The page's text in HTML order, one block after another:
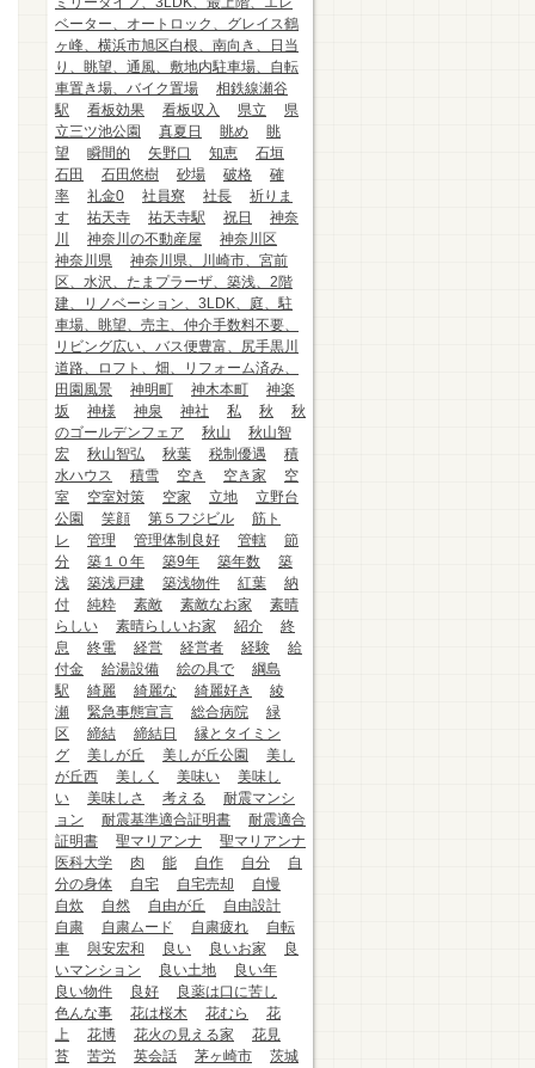
ベーター、オートロック、グレイス鶴
ヶ峰、横浜市旭区白根、南向き、日当
り、眺望、通風、敷地内駐車場、自転
車置き場、バイク置場
相鉄線瀬谷
駅
看板効果 看板収入 県立
県
立三ツ池公園
真夏日 眺め
眺
望
瞬間的 矢野口 知恵
石垣
石田
石田悠樹 砂場 破格
確
率
礼金0 社員寮 社長
祈りま
す
祐天寺 祐天寺駅 祝日
神奈
川
神奈川の不動産屋
神奈川区
神奈川県
神奈川県、川崎市、宮前
区、水沢、たまプラーザ、築浅、2階
建、リノベーション、3LDK、庭、駐
車場、眺望、売主、仲介手数料不要、
リビング広い、バス便豊富、尻手黒川
道路、ロフト、畑、リフォーム済み、
田園風景
神明町 神木本町
神楽
坂
神様 神泉 神社 私 秋
秋
のゴールデンフェア
秋山
秋山智
宏
秋山智弘 秋葉 税制優遇
積
水ハウス
積雪 空き 空き家
空
室
空室対策 空家 立地
立野台
公園
笑顔 第５フジビル
筋ト
レ
管理 管理体制良好 管轄
節
分
築１０年 築9年 築年数
築
浅
築浅戸建 築浅物件 紅葉
納
付
純粋 素敵 素敵なお家
素晴
らしい
素晴らしいお家 紹介
終
息
終電 経営 経営者 経験
給
付金
給湯設備 絵の具で
綱島
駅
綺麗 綺麗な 綺麗好き
綾
瀬
緊急事態宣言 総合病院
緑
区
締結 締結日
縁とタイミン
グ
美しが丘 美しが丘公園
美し
が丘西
美しく 美味い
美味し
い
美味しさ 考える
耐震マンシ
ョン
耐震基準適合証明書
耐震適合
証明書
聖マリアンナ
聖マリアンナ
医科大学
肉 能 自作 自分
自
分の身体
自宅 自宅売却
自慢
自炊
自然 自由が丘
自由設計
自粛
自粛ムード 自粛疲れ
自転
車
與安宏和 良い 良いお家
良
いマンション
良い土地
良い年
良い物件
良好
良薬は口に苦し
色んな事
花は桜木 花むら
花
上
花博 花火の見える家
花見
苔
苦労 英会話 茅ヶ崎市
茨城